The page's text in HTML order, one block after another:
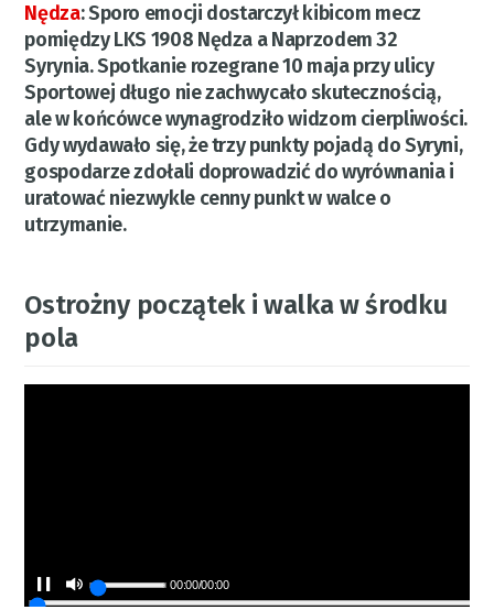
Nędza:Sporo emocji dostarczył kibicom mecz
pomiędzy LKS 1908 Nędza a Naprzodem 32
Syrynia. Spotkanie rozegrane 10 maja przy ulicy
Sportowej długo nie zachwycało skutecznością,
ale w końcówce wynagrodziło widzom cierpliwości.
Gdy wydawało się, że trzy punkty pojadą do Syryni,
gospodarze zdołali doprowadzić do wyrównania i
uratować niezwykle cenny punkt w walce o
utrzymanie.
Ostrożny początek i walka w środku
pola
00:00/00:00